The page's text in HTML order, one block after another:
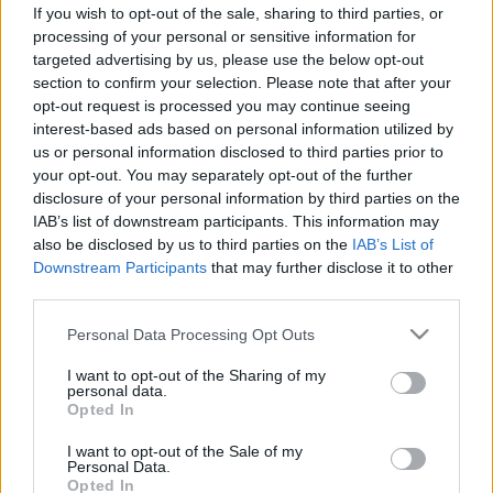
If you wish to opt-out of the sale, sharing to third parties, or
processing of your personal or sensitive information for
targeted advertising by us, please use the below opt-out
section to confirm your selection. Please note that after your
opt-out request is processed you may continue seeing
interest-based ads based on personal information utilized by
us or personal information disclosed to third parties prior to
your opt-out. You may separately opt-out of the further
disclosure of your personal information by third parties on the
IAB’s list of downstream participants. This information may
also be disclosed by us to third parties on the IAB’s List of
Downstream Participants that may further disclose it to other
Please note that this website/app uses one or more Google
not limited to your visit or usage behaviour. You may click to
grant or deny consent to Google and its third-party tags to
use your data for below specified purposes in below Google
consent section.
Personal Data Processing Opt Outs
I want to opt-out of the Sharing of my
personal data.
Opted In
I want to opt-out of the Sale of my
Personal Data.
Opted In